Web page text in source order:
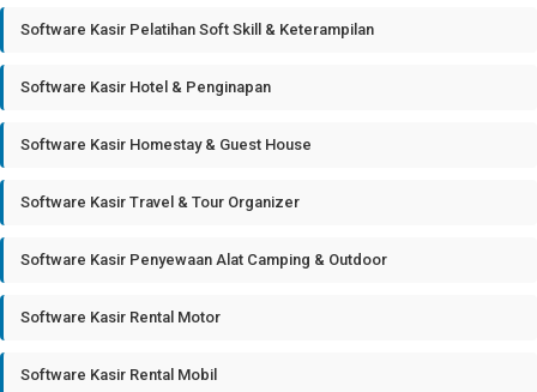
Software Kasir Pelatihan Soft Skill & Keterampilan
Software Kasir Hotel & Penginapan
Software Kasir Homestay & Guest House
Software Kasir Travel & Tour Organizer
Software Kasir Penyewaan Alat Camping & Outdoor
Software Kasir Rental Motor
Software Kasir Rental Mobil